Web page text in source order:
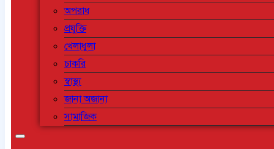
অপরাধ
প্রযুক্তি
খেলাধুলা
চাকরি
স্বাস্থ্য
জানা অজানা
সামাজিক